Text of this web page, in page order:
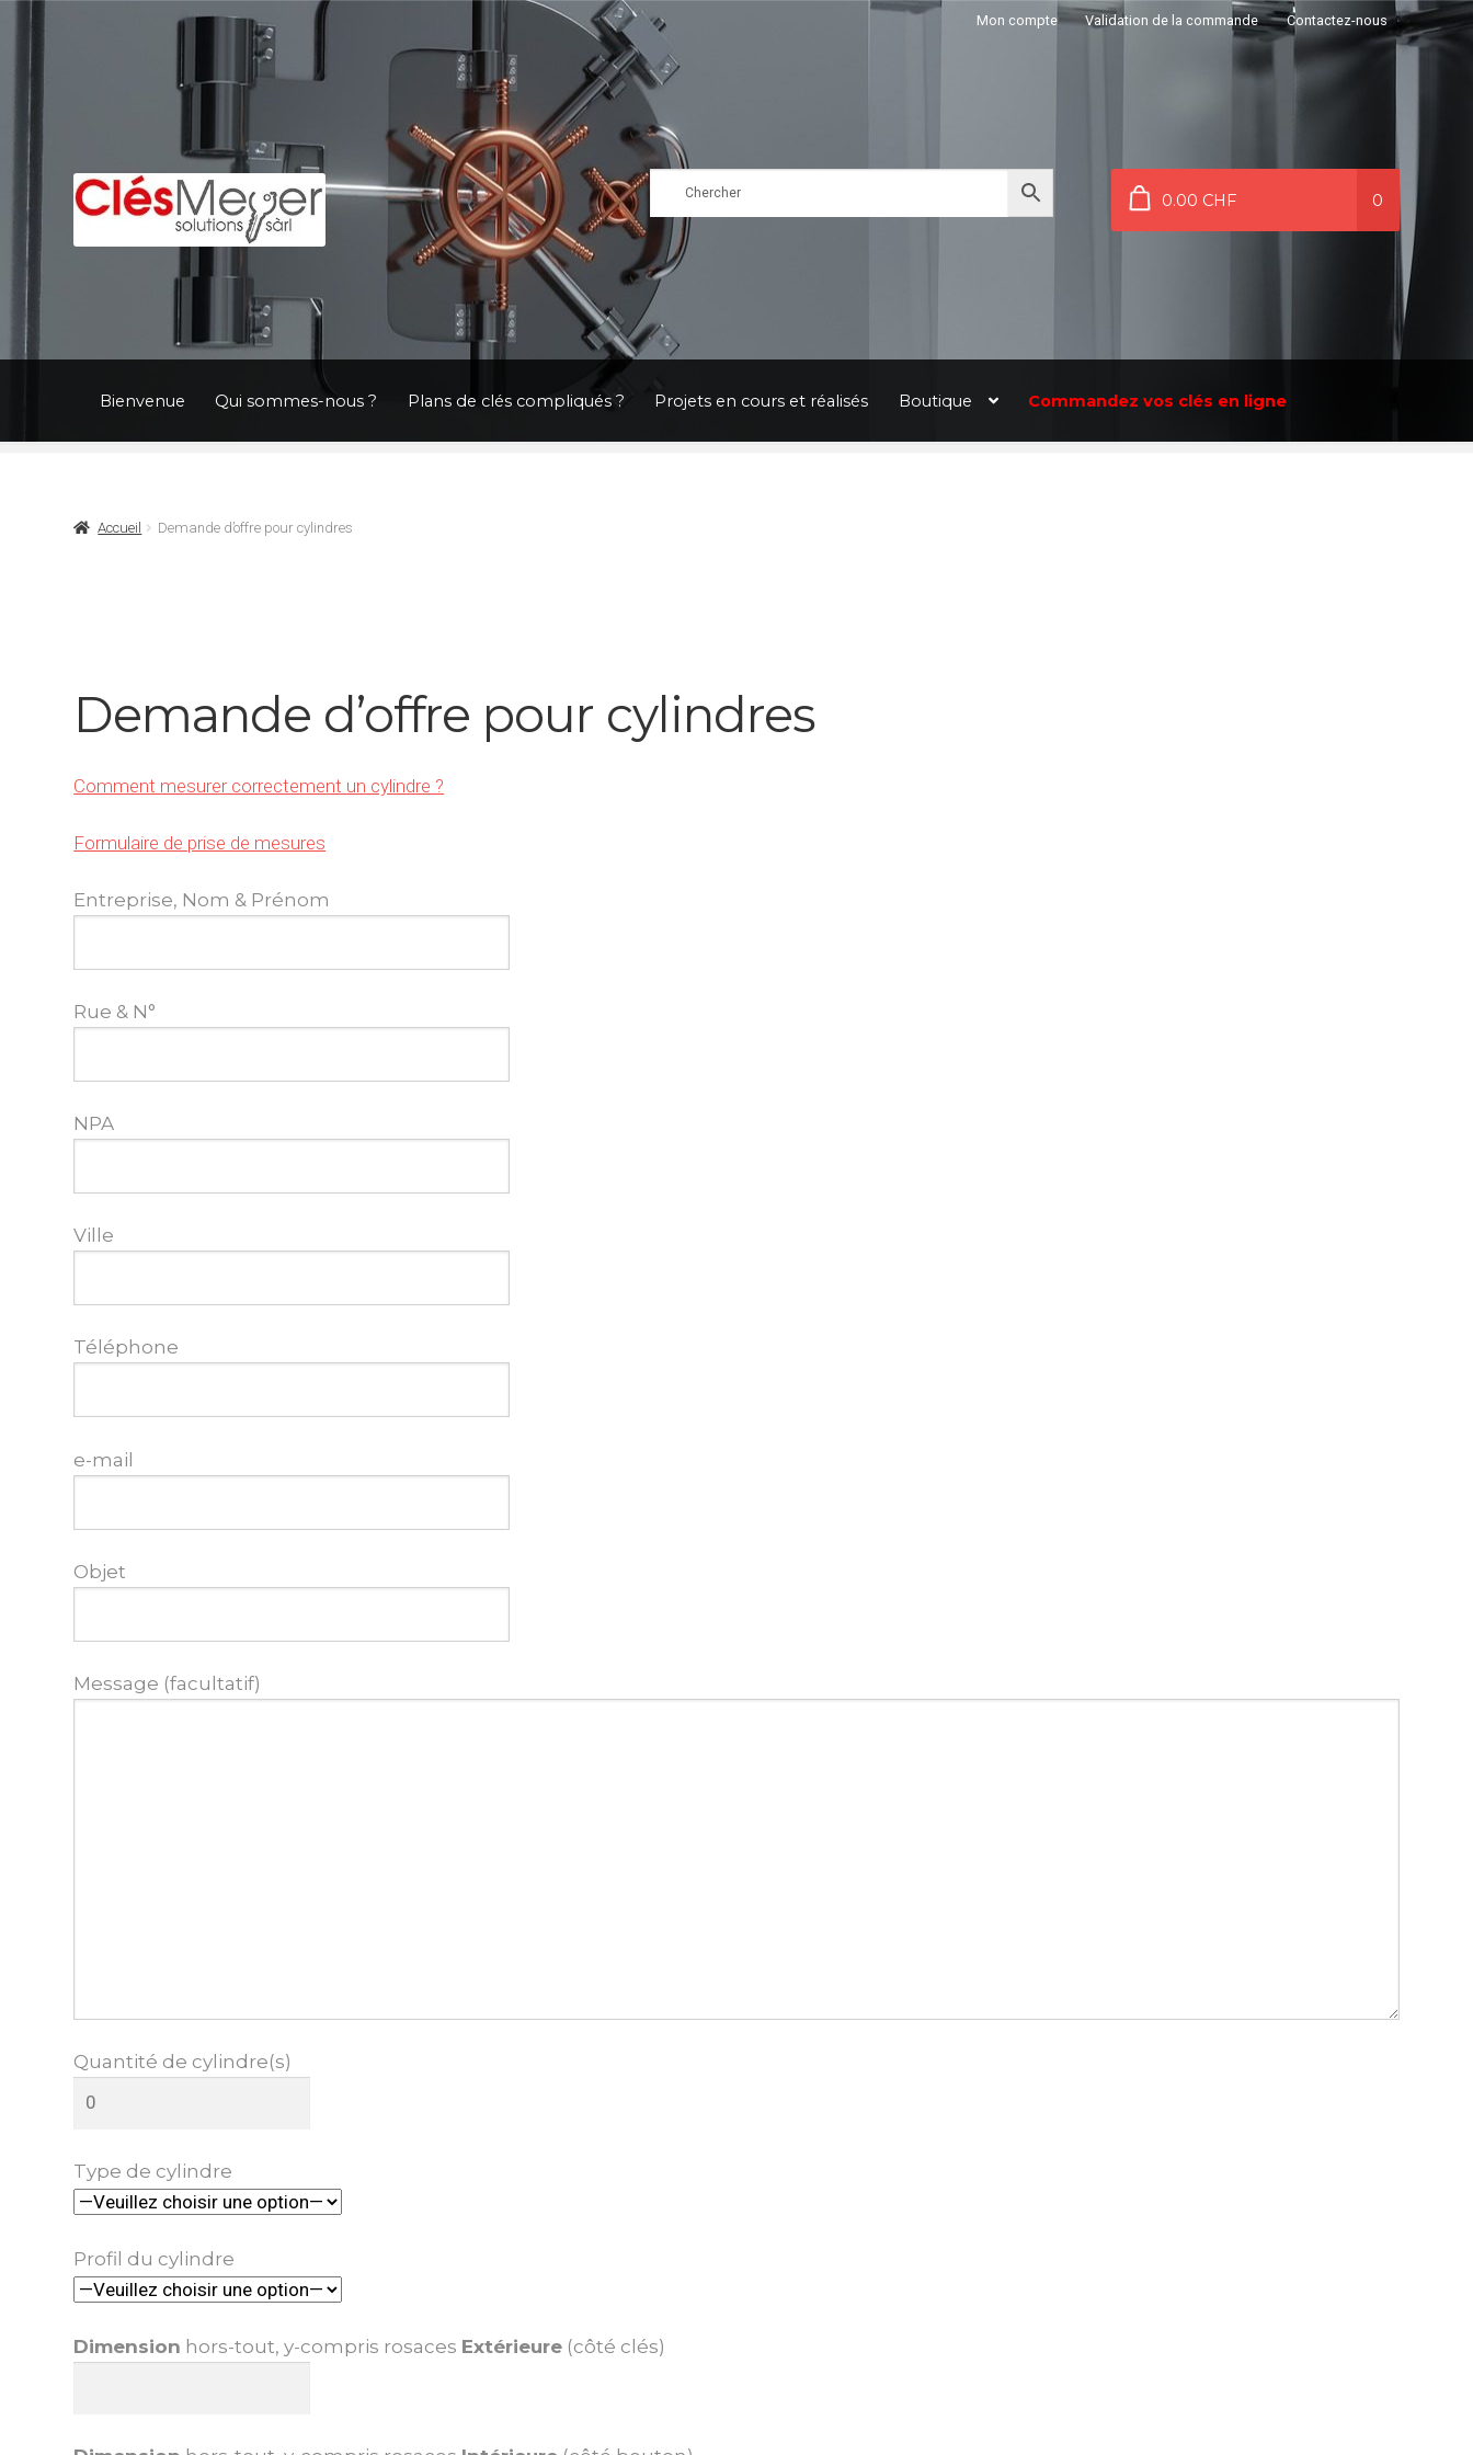
Mon compte Validation de la commande Contactez-nous
0.00 CHF 0
Bienvenue Qui sommes-nous ? Plans de clés compliqués ? Projets en cours et réalisés Boutique Commandez vos clés en ligne
Accueil Demande d’offre pour cylindres
Demande d’offre pour cylindres
Comment mesurer correctement un cylindre ?
Formulaire de prise de mesures
Entreprise, Nom & Prénom
Rue & N°
NPA
Ville
Téléphone
e-mail
Objet
Message (facultatif)
Quantité de cylindre(s)
Type de cylindre
Profil du cylindre
Dimension hors-tout, y-compris rosaces Extérieure (côté clés)